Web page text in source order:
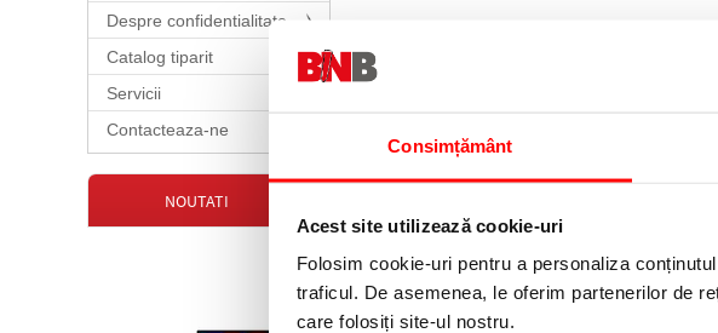
Consimțământ
Acest site utilizează cookie-uri
Folosim cookie-uri pentru a personaliza
traficul. De asemenea, le oferim partenerilor de
care folosiți site-ul nostru.
Despre confidentialitate
Catalog tiparit
Servicii
Contacteaza-ne
NOUTATI